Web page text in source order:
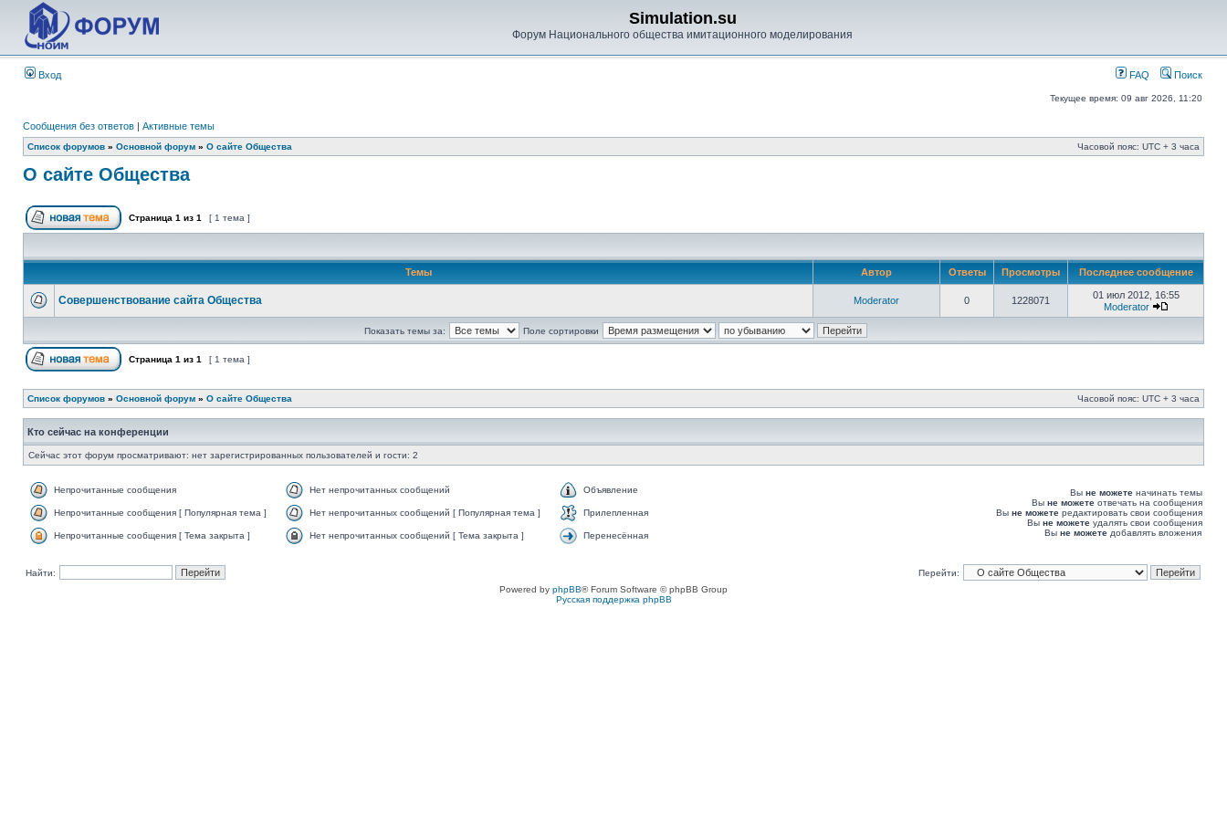
Simulation.su
Форум Национального общества имитационного моделирования
Вход FAQ Поиск
Текущее время: 09 авг 2026, 11:20
Сообщения без ответов | Активные темы
Список форумов » Основной форум » О сайте Общества Часовой пояс: UTC + 3 часа
О сайте Общества
Страница 1 из 1 [ 1 тема ]
Темы Автор Ответы Просмотры Последнее сообщение
Совершенствование сайта Общества Moderator 0 1228071
01 июл 2012, 16:55
Moderator
Показать темы за: Поле сортировки
Страница 1 из 1 [ 1 тема ]
Список форумов » Основной форум » О сайте Общества Часовой пояс: UTC + 3 часа
Кто сейчас на конференции
Сейчас этот форум просматривают: нет зарегистрированных пользователей и гости: 2
Непрочитанные сообщения Нет непрочитанных сообщений Объявление
Непрочитанные сообщения [ Популярная тема ] Нет непрочитанных сообщений [ Популярная тема ] Прилепленная
Непрочитанные сообщения [ Тема закрыта ] Нет непрочитанных сообщений [ Тема закрыта ] Перенесённая
Вы не можете начинать темы
Вы не можете отвечать на сообщения
Вы не можете редактировать свои сообщения
Вы не можете удалять свои сообщения
Вы не можете добавлять вложения
Найти:
Перейти:
Powered by phpBB® Forum Software © phpBB Group
Русская поддержка phpBB